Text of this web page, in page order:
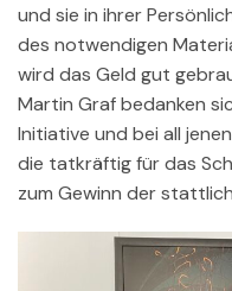
und sie in ihrer
des notwendigen
wird das Geld gut
Martin Graf bedanken
Initiative und bei all
die tatkräftig für das
zum Gewinn der